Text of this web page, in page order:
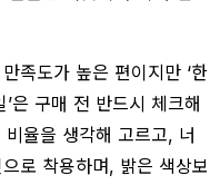
족도가 높은 편이지만 ‘한
’은 구매 전 반드시 체크해
율을 생각해 고르고, 너
로 착용하며, 밝은 색상보